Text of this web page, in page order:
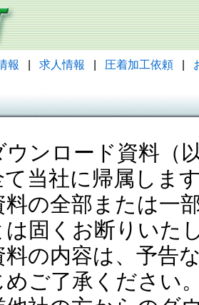
報 求人情報 圧着加工依頼
ウンロード資料（
て当社に帰属しま
料の全部または一
は固くお断りいた
料の内容は、予告
めご了承ください